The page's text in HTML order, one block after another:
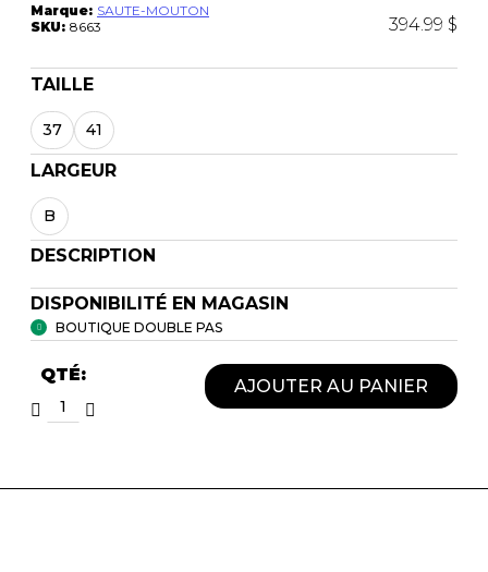
Marque: SAUTE-MOUTON
SKU: 8663 394.99 $
TAILLE
37 41
LARGEUR
B
DESCRIPTION
DISPONIBILITÉ EN MAGASIN
BOUTIQUE DOUBLE PAS
QTÉ:
AJOUTER AU PANIER